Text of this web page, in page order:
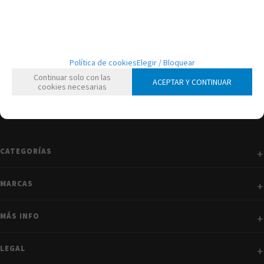
CATEGORÍAS
MARCAS
MÁS INFO
LEGAL
Política de cookiesElegir / Bloquear
Continuar solo con las
cookies necesarias
ACEPTAR Y CONTINUAR